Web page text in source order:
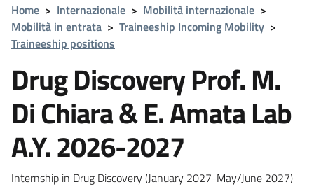
Home > Internazionale > Mobilità internazionale >
Mobilità in entrata > Traineeship Incoming Mobility >
Traineeship positions
Drug Discovery Prof. M.
Di Chiara & E. Amata Lab
A.Y. 2026-2027
Internship in Drug Discovery (January 2027-May/June 2027)